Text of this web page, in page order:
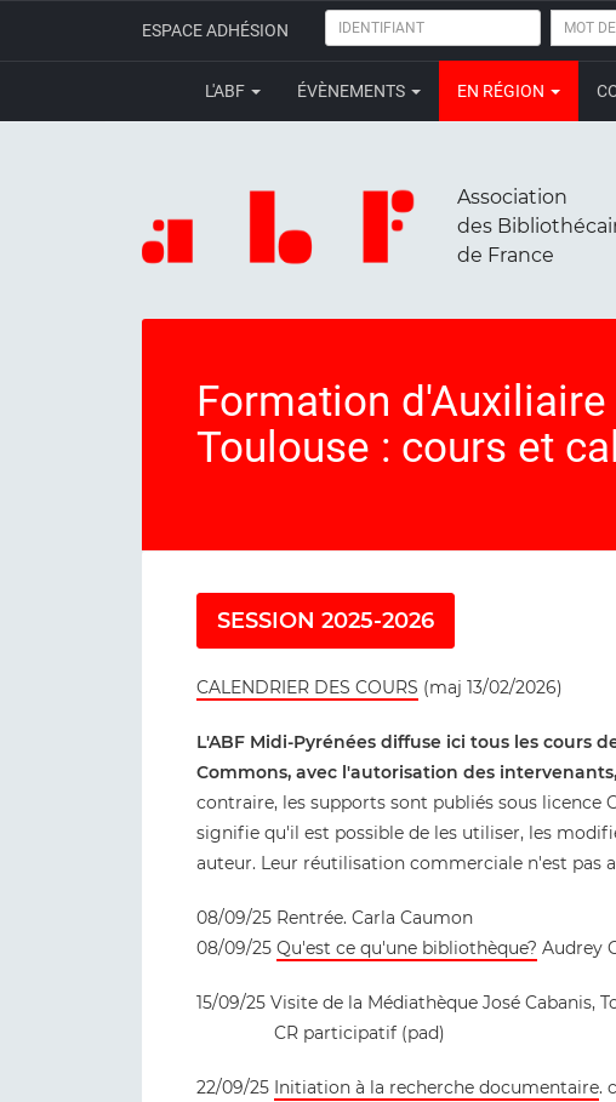
ESPACE ADHÉSION IDENTIFIANT
MOT
PASSE
L'ABF ÉVÈNEMENTS EN RÉGION
Association
des
de France
Formation
Toulouse : cours et
SESSION 2025-2026
CALENDRIER DES COURS (maj 13/02/2026)
L'ABF Midi-Pyrénées diffuse ici tous les cours
Commons, avec l'autorisation des
contraire, les supports sont publiés sous licence
signifie qu'il est possible de les utiliser, les
auteur. Leur réutilisation commerciale n'est pas
08/09/25 Rentrée. Carla Caumon
08/09/25 Qu'est ce qu'une bibliothèque? Audrey
15/09/25 Visite de la Médiathèque José Cabanis,
CR participatif (pad)
22/09/25 Initiation à la recherche documentaire.